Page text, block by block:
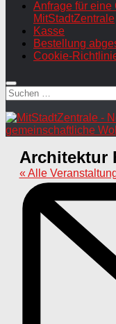
Anfrage für eine
MitStadtZentrale
Kasse
Bestellung
Cookie-
Suchen
nach:
Architektur
« Alle